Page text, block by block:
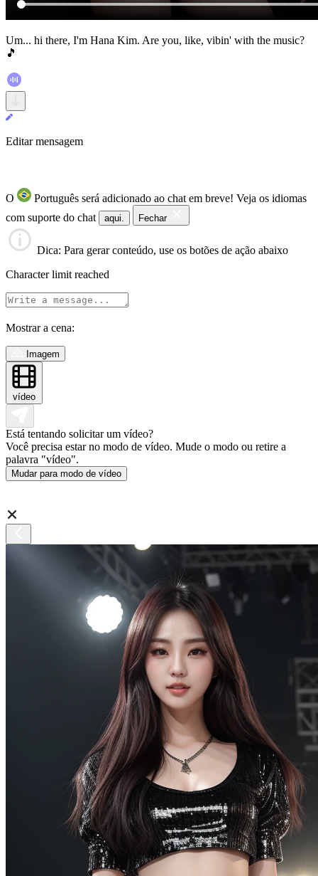
Um... hi there, I'm Hana Kim. Are you, like, vibin' with the music?
🎵
Editar mensagem
O Português será adicionado ao chat em breve! Veja os idiomas
com suporte do chat
aqui. Fechar
Dica: Para gerar conteúdo, use os botões de ação abaixo
Character limit reached
Mostrar a cena:
Imagem
vídeo
Está tentando solicitar um vídeo?
Você precisa estar no modo de vídeo. Mude o modo ou retire a
palavra "vídeo".
Mudar para modo de vídeo